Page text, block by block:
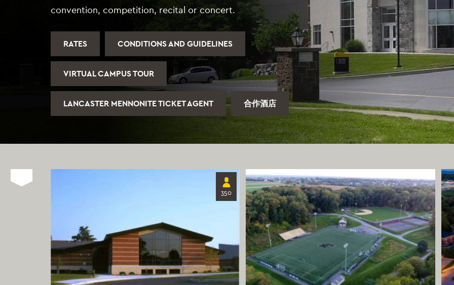
convention, competition, recital or concert.
RATES CONDITIONS AND GUIDELINES
VIRTUAL CAMPUS TOUR
LANCASTER MENNONITE TICKET AGENT 合作酒店
350